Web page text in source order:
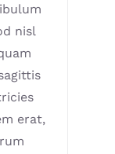
nisl
erat,